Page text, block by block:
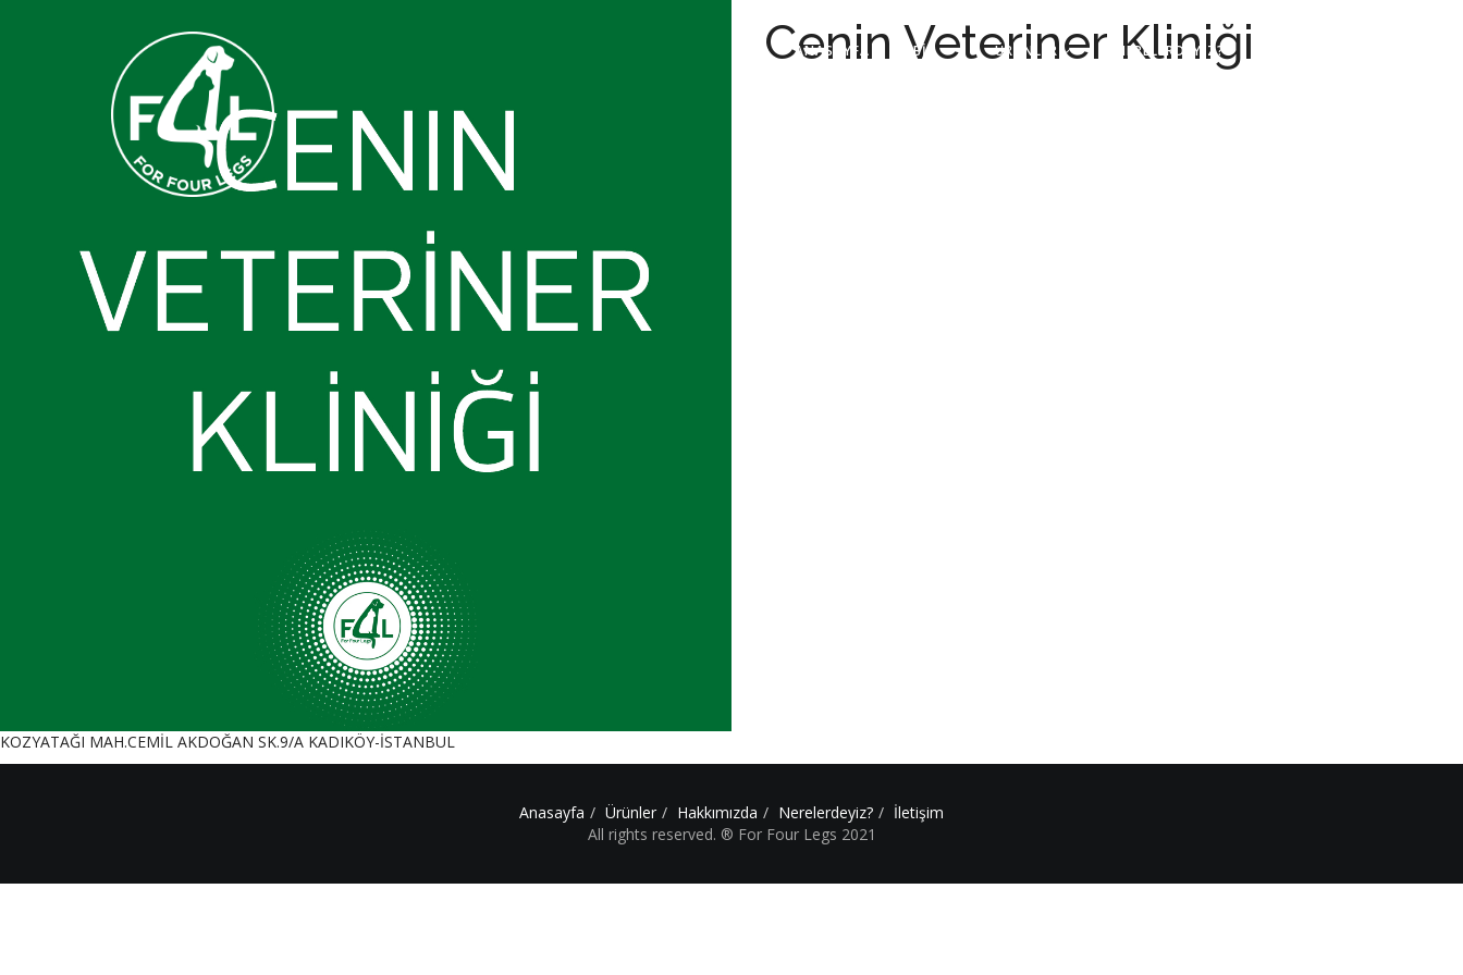
ANASAYFA BİZ ÜRÜNLER NERELERDEYİZ?
Cenin Veteriner Kliniği
KOZYATAĞI MAH.CEMİL AKDOĞAN SK.9/A KADIKÖY-İSTANBUL
Anasayfa Ürünler Hakkımızda Nerelerdeyiz?
İletişim
All rights reserved. ® For Four Legs 2021